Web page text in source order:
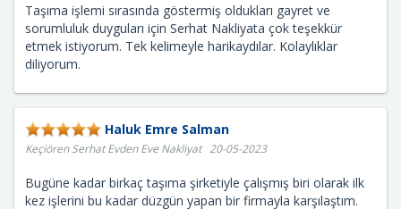
Taşıma işlemi sırasında göstermiş oldukları gayret ve
sorumluluk duyguları için Serhat Nakliyata çok teşekkür
etmek istiyorum. Tek kelimeyle harikaydılar. Kolaylıklar
diliyorum.
Haluk Emre Salman
Keçiören Serhat Evden Eve Nakliyat 20-05-2023
Bugüne kadar birkaç taşıma şirketiyle çalışmış biri olarak ilk
kez işlerini bu kadar düzgün yapan bir firmayla karşılaştım.